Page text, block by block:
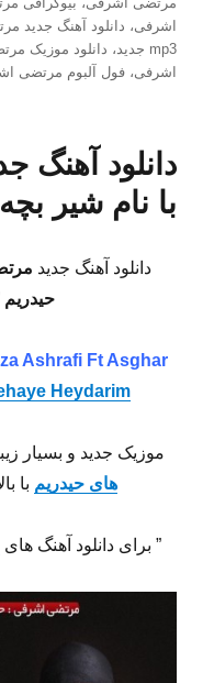
دراشرفی، دانلود آهنگ جدید
mp3 جدید
، دانلود موزیک
اشرفی،فول آلبوم مرتضی
دانلود آهنگ
با نام شیر
دانلود آهنگ جدید
حیدریم
Ashrafi Ft Asghar
Heydarim
موزیک جدید و بسیار
های حیدریم با
” برای دانلود آهنگ های